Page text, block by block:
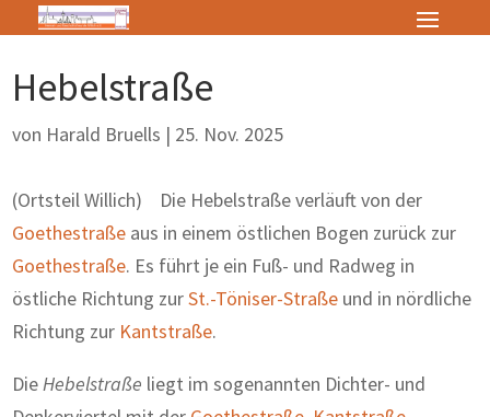
Hebelstraße
von Harald Bruells | 25. Nov. 2025
(Ortsteil Willich) Die Hebelstraße verläuft von der
Goethestraße aus in einem östlichen Bogen zurück zur
Goethestraße. Es führt je ein Fuß- und Radweg in
östliche Richtung zurSt.-Töniser-Straße und in nördliche
Richtung zur Kantstraße.
DieHebelstraße liegt im sogenannten Dichter- und